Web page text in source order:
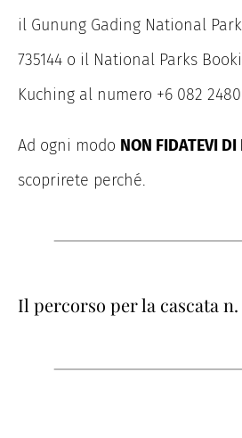
il Gunung Gading National
735144 o il National Parks
Kuching al numero +6 082
Ad ogni modo NON FIDATEVI DI
scoprirete perché.
Il percorso per la cascata n.